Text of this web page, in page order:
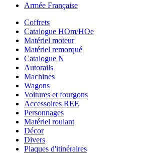
Armée Française
Coffrets
Catalogue HOm/HOe
Matériel moteur
Matériel remorqué
Catalogue N
Autorails
Machines
Wagons
Voitures et fourgons
Accessoires REE
Personnages
Matériel roulant
Décor
Divers
Plaques d'itinéraires